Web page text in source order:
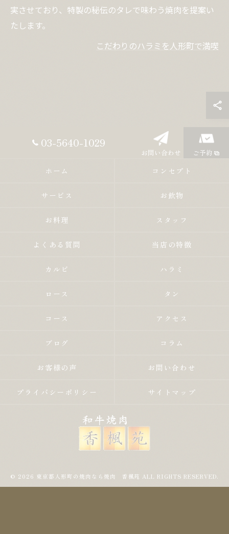
実させており、特製の秘伝のタレで味わう焼肉を提案い
たします。
こだわりのハラミを人形町で満喫
03-5640-1029
お問い合わせ ご予約
ホーム コンセプト
サービス お飲物
お料理 スタッフ
よくある質問 当店の特徴
カルビ ハラミ
ロース タン
コース アクセス
ブログ コラム
お客様の声 お問い合わせ
プライバシーポリシー サイトマップ
© 2026 東京都人形町の焼肉なら焼肉 香楓苑 ALL RIGHTS RESERVED.